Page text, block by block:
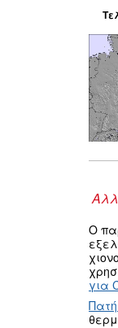
Ο
για